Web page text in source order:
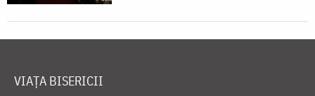
VIAȚA BISERICII